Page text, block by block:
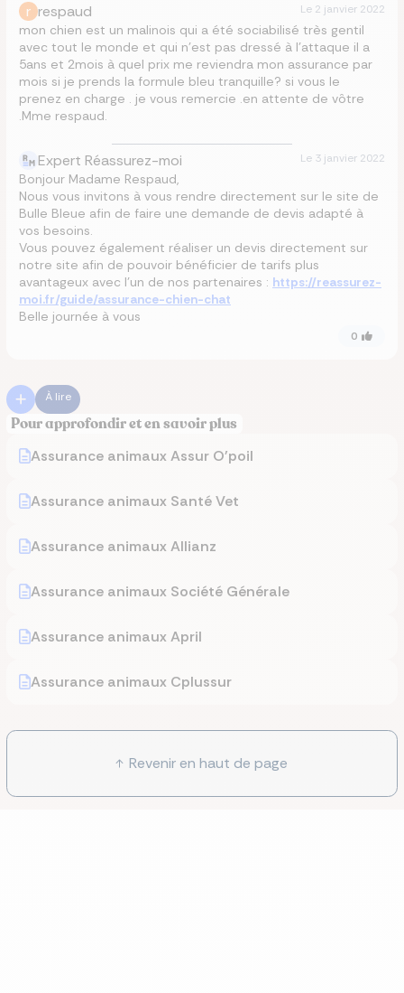
r respaud Le 2 janvier 2022
mon chien est un malinois qui a été sociabilisé très gentil
avec tout le monde et qui n’est pas dressé à l’attaque il a
5ans et 2mois à quel prix me reviendra mon assurance par
mois si je prends la formule bleu tranquille? si vous le
prenez en charge . je vous remercie .en attente de vôtre
.Mme respaud.
Expert Réassurez-moi Le 3 janvier 2022
Bonjour Madame Respaud,
Nous vous invitons à vous rendre directement sur le site de
Bulle Bleue afin de faire une demande de devis adapté à
vos besoins.
Vous pouvez également réaliser un devis directement sur
notre site afin de pouvoir bénéficier de tarifs plus
avantageux avec l’un de nos partenaires : https://reassurez-
moi.fr/guide/assurance-chien-chat
Belle journée à vous
0
À lire
Pour approfondir et en savoir plus
Assurance animaux Assur O'poil
Assurance animaux Santé Vet
Assurance animaux Allianz
Assurance animaux Société Générale
Assurance animaux April
Assurance animaux Cplussur
Revenir en haut de page